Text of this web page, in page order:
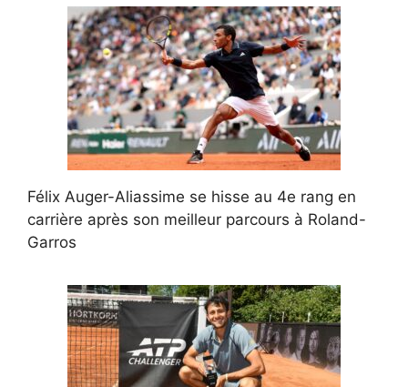
Félix Auger-Aliassime se hisse au 4e rang en
carrière après son meilleur parcours à Roland-
Garros